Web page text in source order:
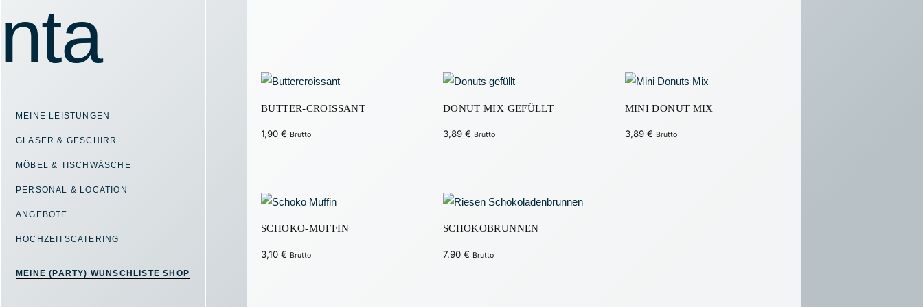
MEINE LEISTUNGEN
GLÄSER & GESCHIRR
MÖBEL & TISCHWÄSCHE
PERSONAL & LOCATION
ANGEBOTE
HOCHZEITSCATERING
MEINE (PARTY) WUNSCHLISTE SHOP
VERANSTALTUNGSTECHNIK
VERKAUFSARTIKEL
BUTTER-CROISSANT
1,90 € Brutto
DONUT MIX GEFÜLLT
3,89 € Brutto
MINI DONUT MIX
3,89 € Brutto
SCHOKO-MUFFIN
3,10 € Brutto
SCHOKOBRUNNEN
7,90 € Brutto